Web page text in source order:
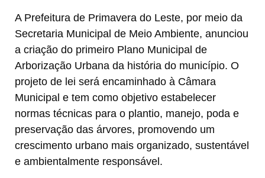
A Prefeitura de Primavera do Leste, por meio da
Secretaria Municipal de Meio Ambiente, anunciou
a criação do primeiro Plano Municipal de
Arborização Urbana da história do município. O
projeto de lei será encaminhado à Câmara
Municipal e tem como objetivo estabelecer
normas técnicas para o plantio, manejo, poda e
preservação das árvores, promovendo um
crescimento urbano mais organizado, sustentável
e ambientalmente responsável.